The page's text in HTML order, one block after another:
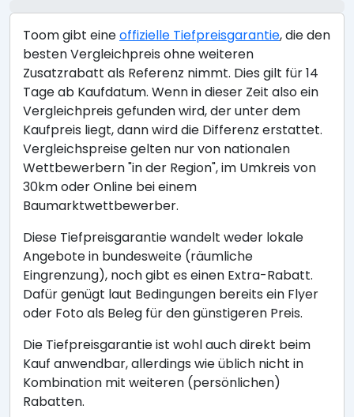
Toom gibt eineoffizielle Tiefpreisgarantie, die den
besten Vergleichpreis ohne weiteren
Zusatzrabatt als Referenz nimmt. Dies gilt für 14
Tage ab Kaufdatum. Wenn in dieser Zeit also ein
Vergleichpreis gefunden wird, der unter dem
Kaufpreis liegt, dann wird die Differenz erstattet.
Vergleichspreise gelten nur von nationalen
Wettbewerbern "in der Region", im Umkreis von
30km oder Online bei einem
Baumarktwettbewerber.
Diese Tiefpreisgarantie wandelt weder lokale
Angebote in bundesweite (räumliche
Eingrenzung), noch gibt es einen Extra-Rabatt.
Dafür genügt laut Bedingungen bereits ein Flyer
oder Foto als Beleg für den günstigeren Preis.
Die Tiefpreisgarantie ist wohl auch direkt beim
Kauf anwendbar, allerdings wie üblich nicht in
Kombination mit weiteren (persönlichen)
Rabatten.